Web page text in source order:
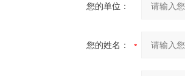
您的单位：
您的姓名：